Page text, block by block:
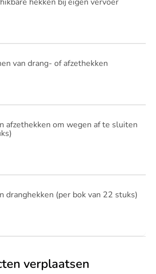
van drang- of afzethekken
afzethekken om wegen af te sluiten
dranghekken (per bok van 22 stuks)
verplaatsen